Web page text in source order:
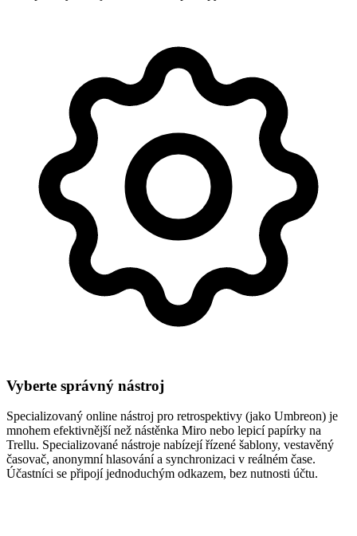
Vyberte správný nástroj
Specializovaný online nástroj pro retrospektivy (jako Umbreon) je
mnohem efektivnější než nástěnka Miro nebo lepicí papírky na
Trellu. Specializované nástroje nabízejí řízené šablony, vestavěný
časovač, anonymní hlasování a synchronizaci v reálném čase.
Účastníci se připojí jednoduchým odkazem, bez nutnosti účtu.